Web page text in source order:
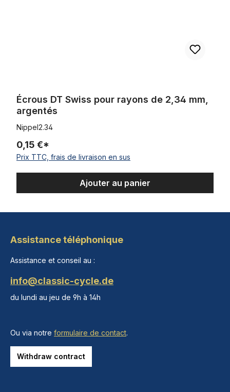
Écrous DT Swiss pour rayons de 2,34 mm,
argentés
Nippel2.34
0,15 €*
Prix TTC, frais de livraison en sus
Ajouter au panier
Assistance téléphonique
Assistance et conseil au :
info@classic-cycle.de
du lundi au jeu de 9h à 14h
Ou via notre formulaire de contact.
Withdraw contract